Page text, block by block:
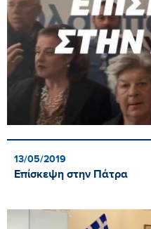
13/05/2019
Επίσκεψη στην Πάτρα